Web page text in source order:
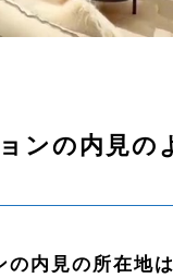
ンの内見の
の内見の所在地